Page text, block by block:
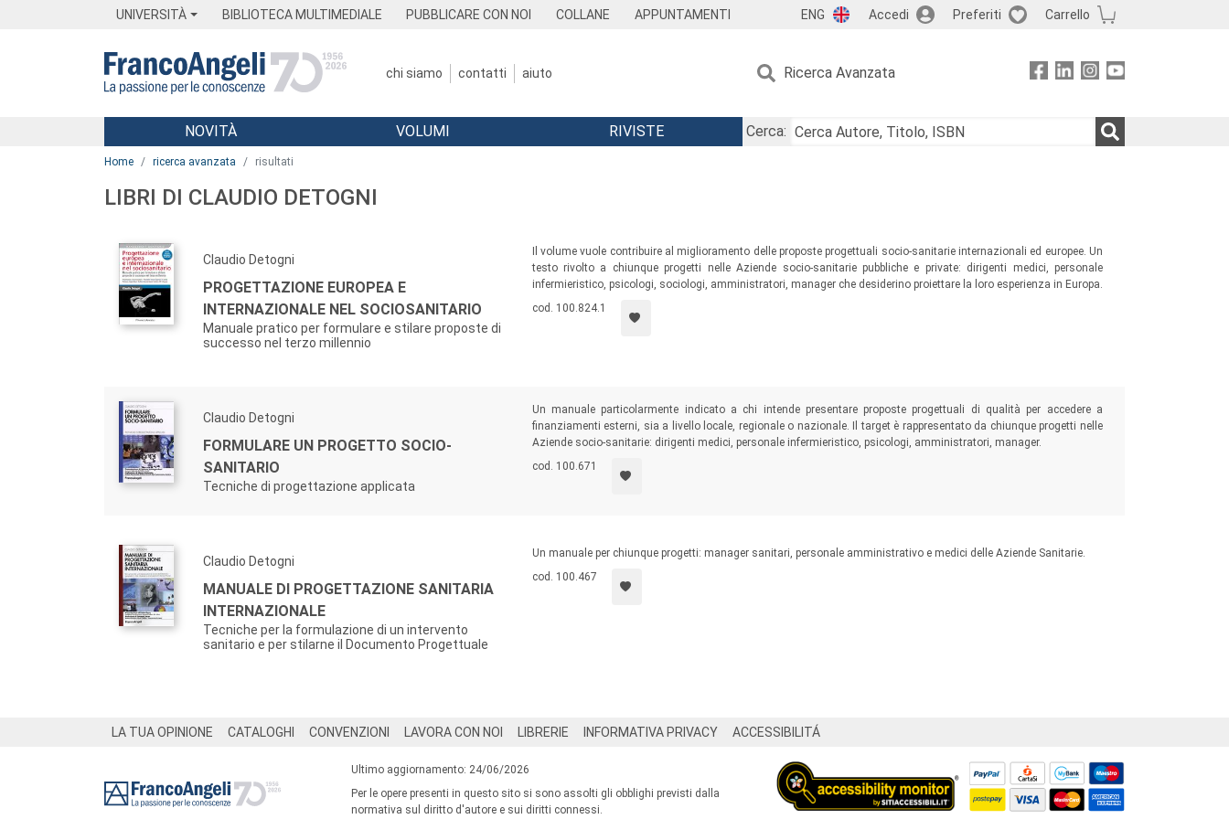
UNIVERSITÀ BIBLIOTECA MULTIMEDIALE PUBBLICARE CON NOI COLLANE APPUNTAMENTI ENG Accedi Preferiti Carrello
chi siamo contatti aiuto Ricerca Avanzata
Menu
NOVITÀ VOLUMI RIVISTE
Cerca:
Home ricerca avanzata risultati
LIBRI DI CLAUDIO DETOGNI
Claudio Detogni
PROGETTAZIONE EUROPEA E
INTERNAZIONALE NEL SOCIOSANITARIO
Manuale pratico per formulare e stilare proposte di
successo nel terzo millennio
Il volume vuole contribuire al miglioramento delle proposte progettuali socio-sanitarie internazionali ed europee. Un
testo rivolto a chiunque progetti nelle Aziende socio-sanitarie pubbliche e private: dirigenti medici, personale
infermieristico, psicologi, sociologi, amministratori, manager che desiderino proiettare la loro esperienza in Europa.
cod. 100.824.1
Claudio Detogni
FORMULARE UN PROGETTO SOCIO-
SANITARIO
Tecniche di progettazione applicata
Un manuale particolarmente indicato a chi intende presentare proposte progettuali di qualità per accedere a
finanziamenti esterni, sia a livello locale, regionale o nazionale. Il target è rappresentato da chiunque progetti nelle
Aziende socio-sanitarie: dirigenti medici, personale infermieristico, psicologi, amministratori, manager.
cod. 100.671
Claudio Detogni
MANUALE DI PROGETTAZIONE SANITARIA
INTERNAZIONALE
Tecniche per la formulazione di un intervento
sanitario e per stilarne il Documento Progettuale
Un manuale per chiunque progetti: manager sanitari, personale amministrativo e medici delle Aziende Sanitarie.
cod. 100.467
LA TUA OPINIONE CATALOGHI CONVENZIONI LAVORA CON NOI LIBRERIE INFORMATIVA PRIVACY ACCESSIBILITÁ
Ultimo aggiornamento: 24/06/2026
Per le opere presenti in questo sito si sono assolti gli obblighi previsti dalla
normativa sul diritto d'autore e sui diritti connessi.